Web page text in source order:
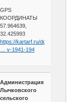
GPS
КООРДИНАТЫ
57.964639,
32.425993
https://kartarf.ru/
… v-1941-194
Администрация
Лычковского
сельского